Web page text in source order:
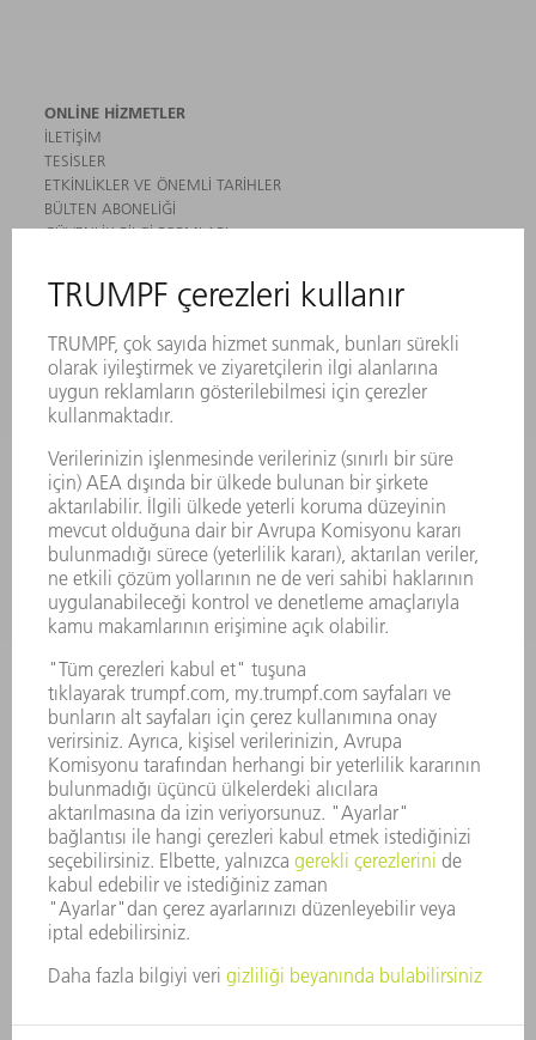
ONLINE HIZMETLER
İLETIŞIM
TESISLER
ETKINLIKLER VE ÖNEMLI TARIHLER
BÜLTEN ABONELIĞI
GÜVENLIK BILGI FORMLARI
MAKINALAR VE SISTEMLER
LAZER
ELEKTRIKLI ALETLER
SMART FACTORY
YAZILIM
SERVISLER
UYGULAMALAR
SEKTÖRLER
ŞIRKET
KARIYER
SUNULAN POZISYONLAR
ŞIRKET PROFILI
YÖNETIM
FAALIYET RAPORU
ŞIRKET PRENSIPLERI
MEVZUATLARA UYUM
BILDIRIM SISTEMI
GÜVENLIK
BASIN BÜLTENLERI
DERGILER
SÜRDÜRÜLEBILIRLIK
ÇEVRE VE IKLIM
SOSYAL VE TOPLUMSAL KONULAR
ŞIRKET YÖNETIMI